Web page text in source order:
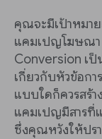
คุณจะมีเป้าหมา
แคมเปญโฆษณา
Conversion เป็
เกี่ยวกับหัวข้อกา
แบบใดก็ควรสร้
แคมเปญมีสารที่
ซึ่งคุณหวังให้ปร